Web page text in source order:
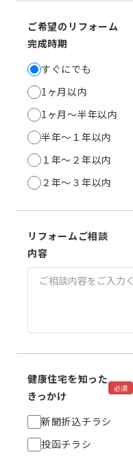
ご希望のリフォーム
完成時期
すぐにでも
1ヶ月以内
1ヶ月～半年以内
半年～１年以内
１年～２年以内
２年～３年以内
リフォームご相談
内容
健康住宅を知った
きっかけ
必須
新聞折込チラシ
投函チラシ